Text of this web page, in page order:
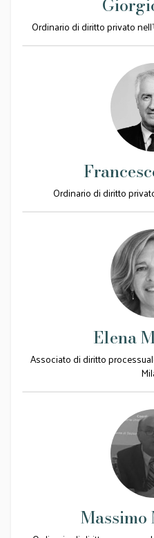
Ordinario di diritto privato
Ordinario di diritto
Elena
Associato di diritto